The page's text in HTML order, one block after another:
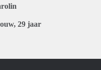
29 jaar